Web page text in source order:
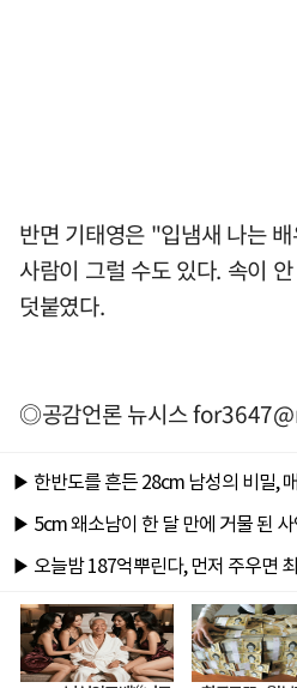
반면 기태영은 "입냄새 나는
사람이 그럴 수도 있다. 속이
덧붙였다.
◎공감언론 뉴시스